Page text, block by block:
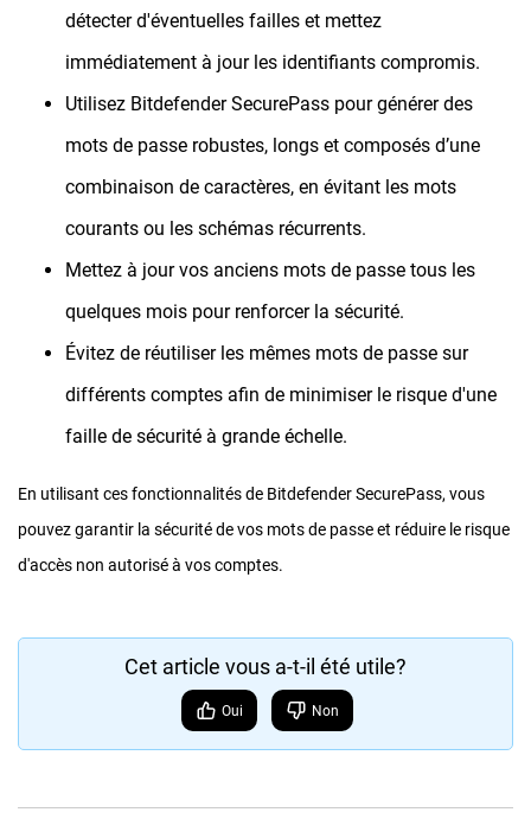
détecter d'éventuelles failles et mettez
immédiatement à jour les identifiants compromis.
Utilisez Bitdefender SecurePass pour générer des
mots de passe robustes, longs et composés d’une
combinaison de caractères, en évitant les mots
courants ou les schémas récurrents.
Mettez à jour vos anciens mots de passe tous les
quelques mois pour renforcer la sécurité.
Évitez de réutiliser les mêmes mots de passe sur
différents comptes afin de minimiser le risque d'une
faille de sécurité à grande échelle.
En utilisant ces fonctionnalités de Bitdefender SecurePass, vous
pouvez garantir la sécurité de vos mots de passe et réduire le risque
d'accès non autorisé à vos comptes.
Cet article vous a-t-il été utile?
Oui Non